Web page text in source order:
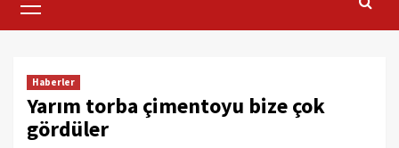
Menu
Haberler
Yarım torba çimentoyu bize çok
gördüler